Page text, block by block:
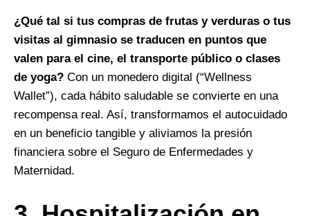
¿Qué tal si tus compras de frutas y verduras o tus
visitas al gimnasio se traducen en puntos que
valen para el cine, el transporte público o clases
de yoga? Con un monedero digital (“Wellness
Wallet”), cada hábito saludable se convierte en una
recompensa real. Así, transformamos el autocuidado
en un beneficio tangible y aliviamos la presión
financiera sobre el Seguro de Enfermedades y
Maternidad.